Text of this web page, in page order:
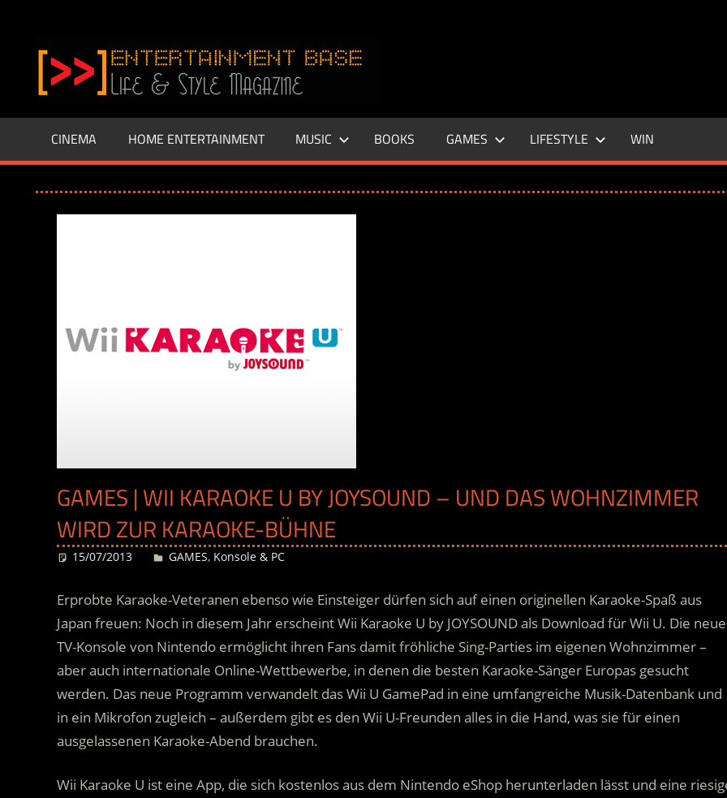
springen
–
LIFE
Base.de
CINEMA HOME ENTERTAINMENT MUSIC BOOKS GAMES LIFESTYLE WIN
GAMES | WII KARAOKE U BY JOYSOUND – UND DAS WOHNZIMMER
WIRD ZUR KARAOKE-BÜHNE
15/07/2013 Desiree
GAMES, Konsole & PC
Erprobte Karaoke-Veteranen ebenso wie Einsteiger dürfen sich auf einen originellen Karaoke-Spaß aus
Japan freuen: Noch in diesem Jahr erscheint Wii Karaoke U by JOYSOUND als Download für Wii U. Die neue
TV-Konsole von Nintendo ermöglicht ihren Fans damit fröhliche Sing-Parties im eigenen Wohnzimmer –
aber auch internationale Online-Wettbewerbe, in denen die besten Karaoke-Sänger Europas gesucht
werden. Das neue Programm verwandelt das Wii U GamePad in eine umfangreiche Musik-Datenbank und
in ein Mikrofon zugleich – außerdem gibt es den Wii U-Freunden alles in die Hand, was sie für einen
ausgelassenen Karaoke-Abend brauchen.
Wii Karaoke U ist eine App, die sich kostenlos aus dem Nintendo eShop herunterladen lässt und eine